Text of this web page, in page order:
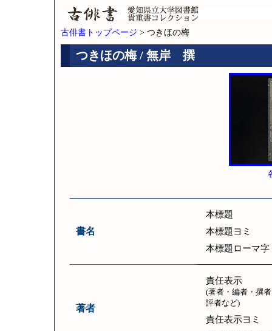
古俳書トップページ > つきほの梅
つきほの梅 / 無岸 撰
書名
本標題
本標題ヨミ
本標題ローマ字
著者
責任表示
(著者・編者・撰
評者など)
責任表示ヨミ